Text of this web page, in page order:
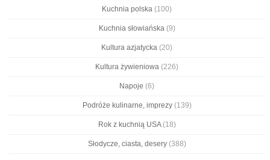
Kuchnia polska (100)
Kuchnia słowiańska(9)
Kultura azjatycka (20)
Kultura żywieniowa (226)
Napoje (6)
Podróże kulinarne, imprezy(139)
Rok z kuchnią USA(18)
Słodycze, ciasta, desery(388)